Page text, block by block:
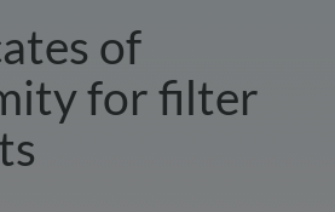
of
for filter